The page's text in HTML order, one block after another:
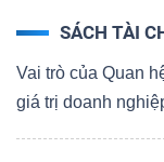
SÁCH TÀI
Vai trò của Quan
giá trị doanh